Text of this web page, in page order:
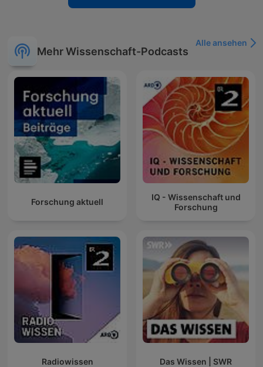
Mehr Wissenschaft-Podcasts
Alle ansehen
Forschung aktuell
IQ - Wissenschaft und
Forschung
Radiowissen Das Wissen | SWR